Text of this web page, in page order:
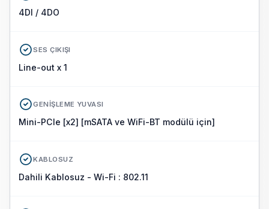
4DI / 4DO
SES ÇIKIŞI
Line-out x 1
GENIŞLEME YUVASI
Mini-PCIe [x2] [mSATA ve WiFi-BT modülü için]
KABLOSUZ
Dahili Kablosuz - Wi-Fi : 802.11